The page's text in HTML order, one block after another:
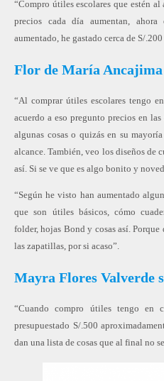
“Compro útiles escolares que estén
precios cada día aumentan,
aumentado, he gastado cerca de S/
Flor de María
“Al comprar útiles escolares tengo
acuerdo a eso pregunto precios en
algunas cosas o quizás en su
alcance. También, veo los diseños de
así. Si se ve que es algo bonito y
“Según he visto han aumentado
que son útiles básicos, cómo
folder, hojas Bond y cosas así.
las zapatillas, por si acaso”.
Mayra Flores Valverde
“Cuando compro útiles tengo
presupuestado S/.500
dan una lista de cosas que al final no